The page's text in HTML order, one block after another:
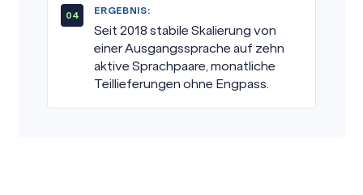
ERGEBNIS:
Seit 2018 stabile Skalierung von
einer Ausgangssprache auf zehn
aktive Sprachpaare, monatliche
Teillieferungen ohne Engpass.